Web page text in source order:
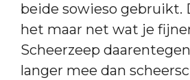
beide sowieso gebruikt.
het maar net wat je
Scheerzeep
langer mee dan